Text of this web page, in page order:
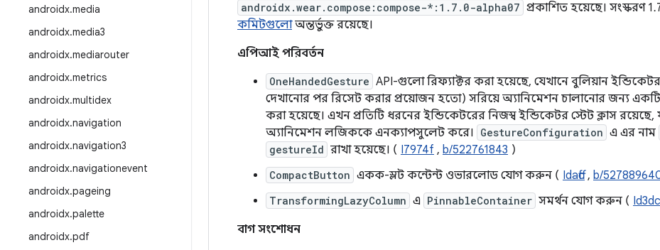
androidx.media
androidx.media3
androidx.mediarouter
androidx.metrics
androidx.multidex
androidx.navigation
androidx.navigation3
androidx.navigationevent
androidx.pageing
androidx.palette
androidx.pdf
androidx.wear.compose:compose-*:1.7.0-alpha07 প্রকাশিত হয়েছে। সংস্করণ
কমিটগুলোঅন্তর্ভুক্ত রয়েছে।
এপিআই পরিবর্তন
OneHandedGesture API-গুলো রিফ্যাক্টর করা হয়েছে, যেখানে বুলিয়ান
দেখানোর পর রিসেট করার প্রয়োজন হতো) সরিয়ে অ্যানিমেশন চালানোর জন্য একটি
করা হয়েছে। এখন প্রতিটি ধরনের ইন্ডিকেটরের নিজস্ব ইন্ডিকেটর স্টেট ক্লাস রয়েছে,
অ্যানিমেশন লজিককে এনক্যাপসুলেট করে।
GestureConfiguration এ এর নাম
gestureId রাখা হয়েছে। ( I7974f , b/522761843 )
CompactButton একক-স্লট কন্টেন্ট ওভারলোড যোগ করুন ( Idaffc, b/
TransformingLazyColumn এ PinnableContainer সমর্থন যোগ করুন (
বাগ সংশোধন